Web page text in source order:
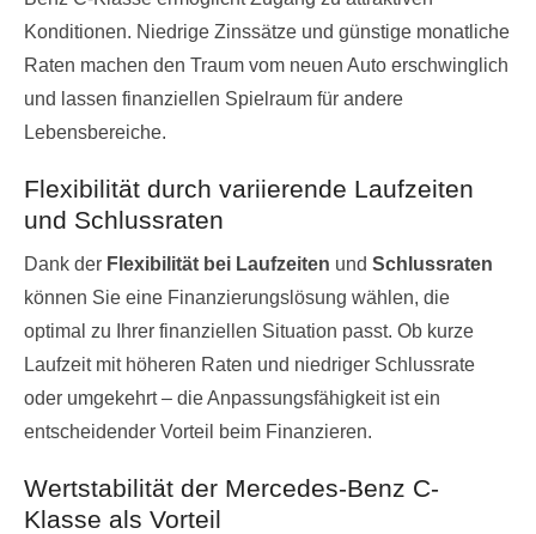
Konditionen. Niedrige Zinssätze und günstige monatliche
Raten machen den Traum vom neuen Auto erschwinglich
und lassen finanziellen Spielraum für andere
Lebensbereiche.
Flexibilität durch variierende Laufzeiten
und Schlussraten
Dank der Flexibilität bei Laufzeiten und Schlussraten
können Sie eine Finanzierungslösung wählen, die
optimal zu Ihrer finanziellen Situation passt. Ob kurze
Laufzeit mit höheren Raten und niedriger Schlussrate
oder umgekehrt – die Anpassungsfähigkeit ist ein
entscheidender Vorteil beim Finanzieren.
Wertstabilität der Mercedes-Benz C-
Klasse als Vorteil